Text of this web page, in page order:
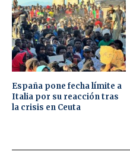
España pone fecha límite a
Italia por su reacción tras
la crisis en Ceuta